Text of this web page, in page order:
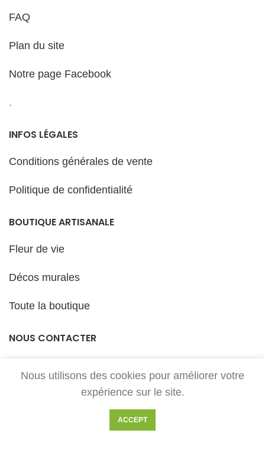
FAQ
Plan du site
Notre page Facebook
.
INFOS LÉGALES
Conditions générales de vente
Politique de confidentialité
BOUTIQUE ARTISANALE
Fleur de vie
Décos murales
Toute la boutique
NOUS CONTACTER
ariege.laser@gmail.com
Nous utilisons des cookies pour améliorer votre
expérience sur le site.
ACCEPT